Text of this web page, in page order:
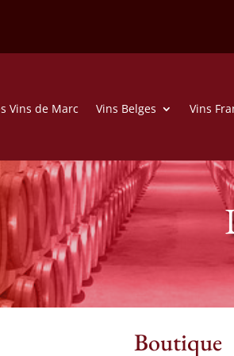
Vins de Marc Vins Belges Vins
Boutique